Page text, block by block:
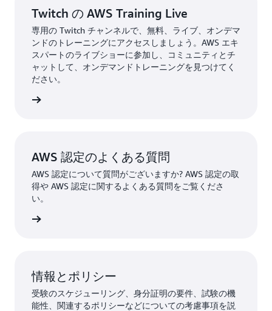
Twitch の AWS Training Live
専用の Twitch チャンネルで、無料、ライブ、オンデマ
ンドのトレーニングにアクセスしましょう。AWS エキ
スパートのライブショーに参加し、コミュニティとチ
ャットして、オンデマンドトレーニングを見つけてく
ださい。
AWS 認定のよくある質問
AWS 認定について質問がございますか? AWS 認定の取
得や AWS 認定に関するよくある質問をご覧くださ
い。
情報とポリシー
受験のスケジューリング、身分証明の要件、試験の機
能性、関連するポリシーなどについての考慮事項を説